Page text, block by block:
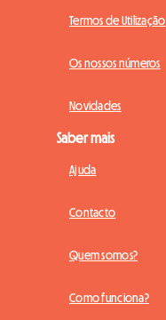
Termos de Utilização
Os nossos números
Novidades
Saber mais
Ajuda
Contacto
Quem somos?
Como funciona?